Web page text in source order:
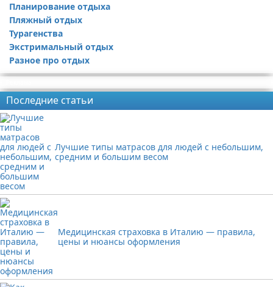
Планирование отдыха
Пляжный отдых
Турагенства
Экстримальный отдых
Разное про отдых
Последние статьи
Лучшие типы матрасов для людей с небольшим,
средним и большим весом
Медицинская страховка в Италию — правила,
цены и нюансы оформления